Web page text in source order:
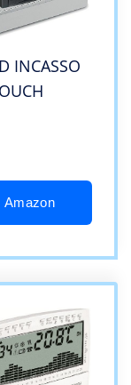
INCASSO
Amazon